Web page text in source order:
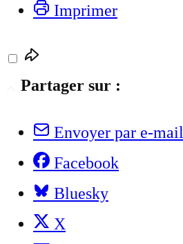
Imprimer
Partager sur :
Envoyer par e-mail
Facebook
Bluesky
X